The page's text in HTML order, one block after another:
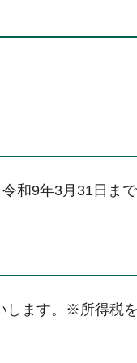
和9年3月31日まで
ます。※所得税を